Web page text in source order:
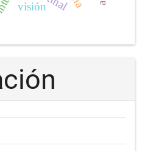
visión